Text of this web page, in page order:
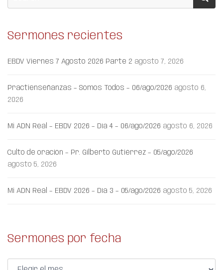
Sermones recientes
EBDV Viernes 7 Agosto 2026 Parte 2 agosto 7, 2026
Practienseñanzas – Somos Todos – 06/ago/2026 agosto 6,
2026
Mi ADN Real – EBDV 2026 – Día 4 – 06/ago/2026 agosto 6, 2026
Culto de oración – Pr. Gilberto Gutiérrez – 05/ago/2026
agosto 5, 2026
Mi ADN Real – EBDV 2026 – Día 3 – 05/ago/2026 agosto 5, 2026
Sermones por fecha